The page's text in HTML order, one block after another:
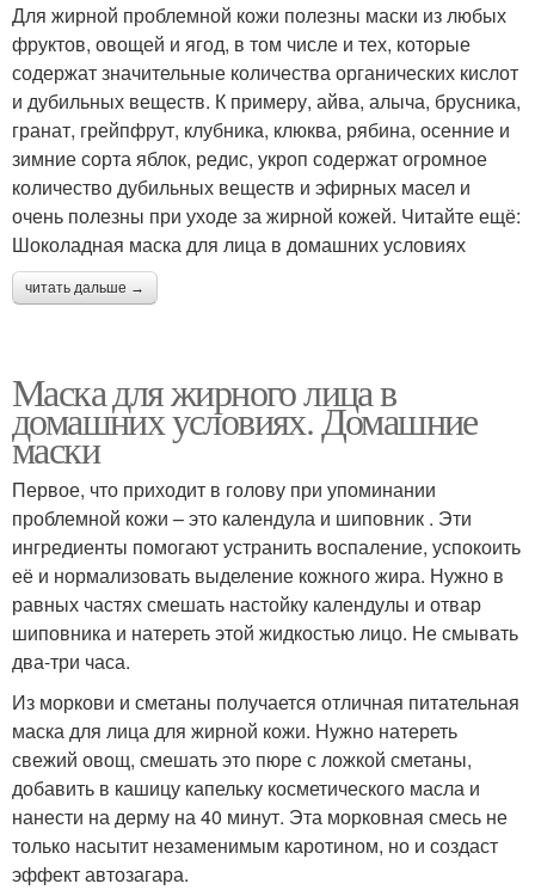
Для жирной проблемной кожи полезны маски из любых
фруктов, овощей и ягод, в том числе и тех, которые
содержат значительные количества органических кислот
и дубильных веществ. К примеру, айва, алыча, брусника,
гранат, грейпфрут, клубника, клюква, рябина, осенние и
зимние сорта яблок, редис, укроп содержат огромное
количество дубильных веществ и эфирных масел и
очень полезны при уходе за жирной кожей. Читайте ещё:
Шоколадная маска для лица в домашних условиях
читать дальше →
Маска для жирного лица в
домашних условиях. Домашние
маски
Первое, что приходит в голову при упоминании
проблемной кожи – это календула и шиповник . Эти
ингредиенты помогают устранить воспаление, успокоить
её и нормализовать выделение кожного жира. Нужно в
равных частях смешать настойку календулы и отвар
шиповника и натереть этой жидкостью лицо. Не смывать
два-три часа.
Из моркови и сметаны получается отличная питательная
маска для лица для жирной кожи. Нужно натереть
свежий овощ, смешать это пюре с ложкой сметаны,
добавить в кашицу капельку косметического масла и
нанести на дерму на 40 минут. Эта морковная смесь не
только насытит незаменимым каротином, но и создаст
эффект автозагара.